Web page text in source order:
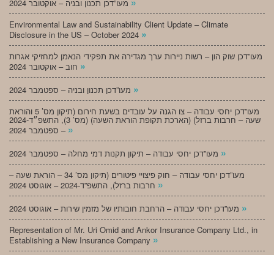
Environmental Law and Sustainability Client Update – Climate
Disclosure in the US – October 2024 »
מעו”דכן שוק הון – רשות ניירות ערך מגדירה את תפקידי הנאמן למחזיקי אגרות
»
»
מעו”דכן יחסי עבודה – צו הגנה על עובדים בשעת חירום (תיקון מס’ 5 והוראת
שעה – חרבות ברזל) (הארכת תקופת הוראת השעה) (מס’ 3), התשפ״ד-2024
– ספטמבר 2024 »
»
מעו”דכן יחסי עבודה – חוק פיצויי פיטורים (תיקון מס’ 34 – הוראת שעה –
»
»
Representation of Mr. Uri Omid and Ankor Insurance Company Ltd., in
Establishing a New Insurance Company »